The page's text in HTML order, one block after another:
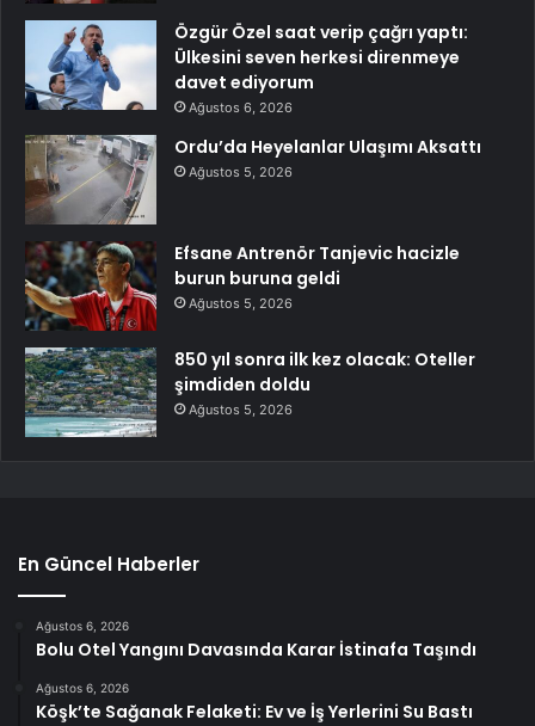
Özgür Özel saat verip çağrı yaptı:
Ülkesini seven herkesi direnmeye
davet ediyorum
Ağustos 6, 2026
Ordu’da Heyelanlar Ulaşımı Aksattı
Ağustos 5, 2026
Efsane Antrenör Tanjevic hacizle
burun buruna geldi
Ağustos 5, 2026
850 yıl sonra ilk kez olacak: Oteller
şimdiden doldu
Ağustos 5, 2026
En Güncel Haberler
Ağustos 6, 2026
Bolu Otel Yangını Davasında Karar İstinafa Taşındı
Ağustos 6, 2026
Köşk’te Sağanak Felaketi: Ev ve İş Yerlerini Su Bastı